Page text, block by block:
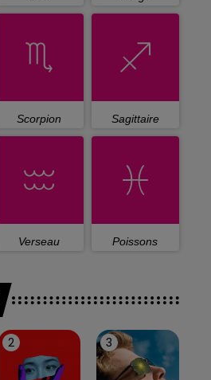
Scorpion Sagittaire
Verseau Poissons
2 3